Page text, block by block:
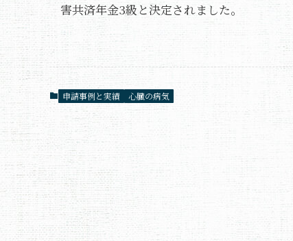
害共済年金3級と決定されました。
申請事例と実績 心臓の病気